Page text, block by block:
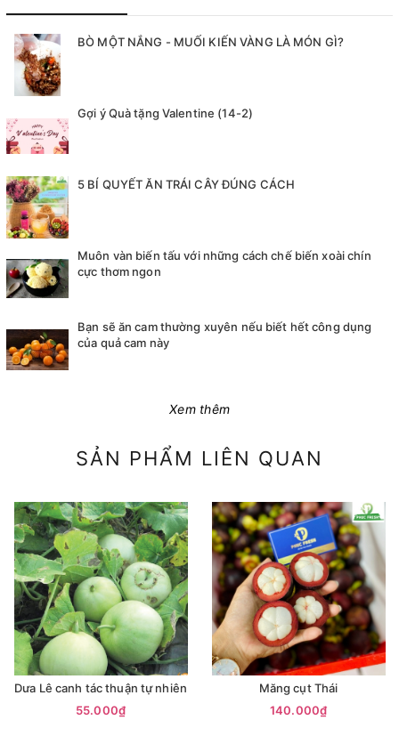
BÒ MỘT NẮNG - MUỐI KIẾN VÀNG LÀ MÓN GÌ?
Gợi ý Quà tặng Valentine (14-2)
5 BÍ QUYẾT ĂN TRÁI CÂY ĐÚNG CÁCH
Muôn vàn biến tấu với những cách chế biến xoài chín
cực thơm ngon
Bạn sẽ ăn cam thường xuyên nếu biết hết công dụng
của quả cam này
Xem thêm
SẢN PHẨM LIÊN QUAN
Dưa Lê canh tác thuận tự nhiên
55.000₫
Măng cụt Thái
140.000₫